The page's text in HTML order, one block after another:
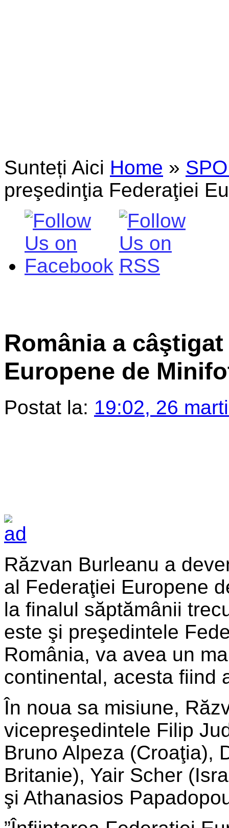
Sunteți Aici Home »
preşedinţia Federaţiei
România a
Europene de
Postat la: 19:02, 26
Răzvan Burleanu a
al Federaţiei Europene
la finalul săptămânii
este şi preşedintele
România, va avea un
continental, acesta fiind
În noua sa misiune,
vicepreşedintele Filip
Bruno Alpeza (Croaţia),
Britanie), Yair Scher
şi Athanasios